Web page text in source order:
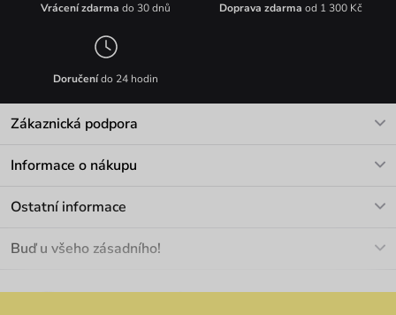
Vrácení zdarma do 30 dnů Doprava zdarma od 1 300 Kč
Doručenído 24 hodin
Zákaznická podpora
Informace o nákupu
Materiály a údržba
Ostatní informace
Velkoobchod
Buď u všeho zásadního!